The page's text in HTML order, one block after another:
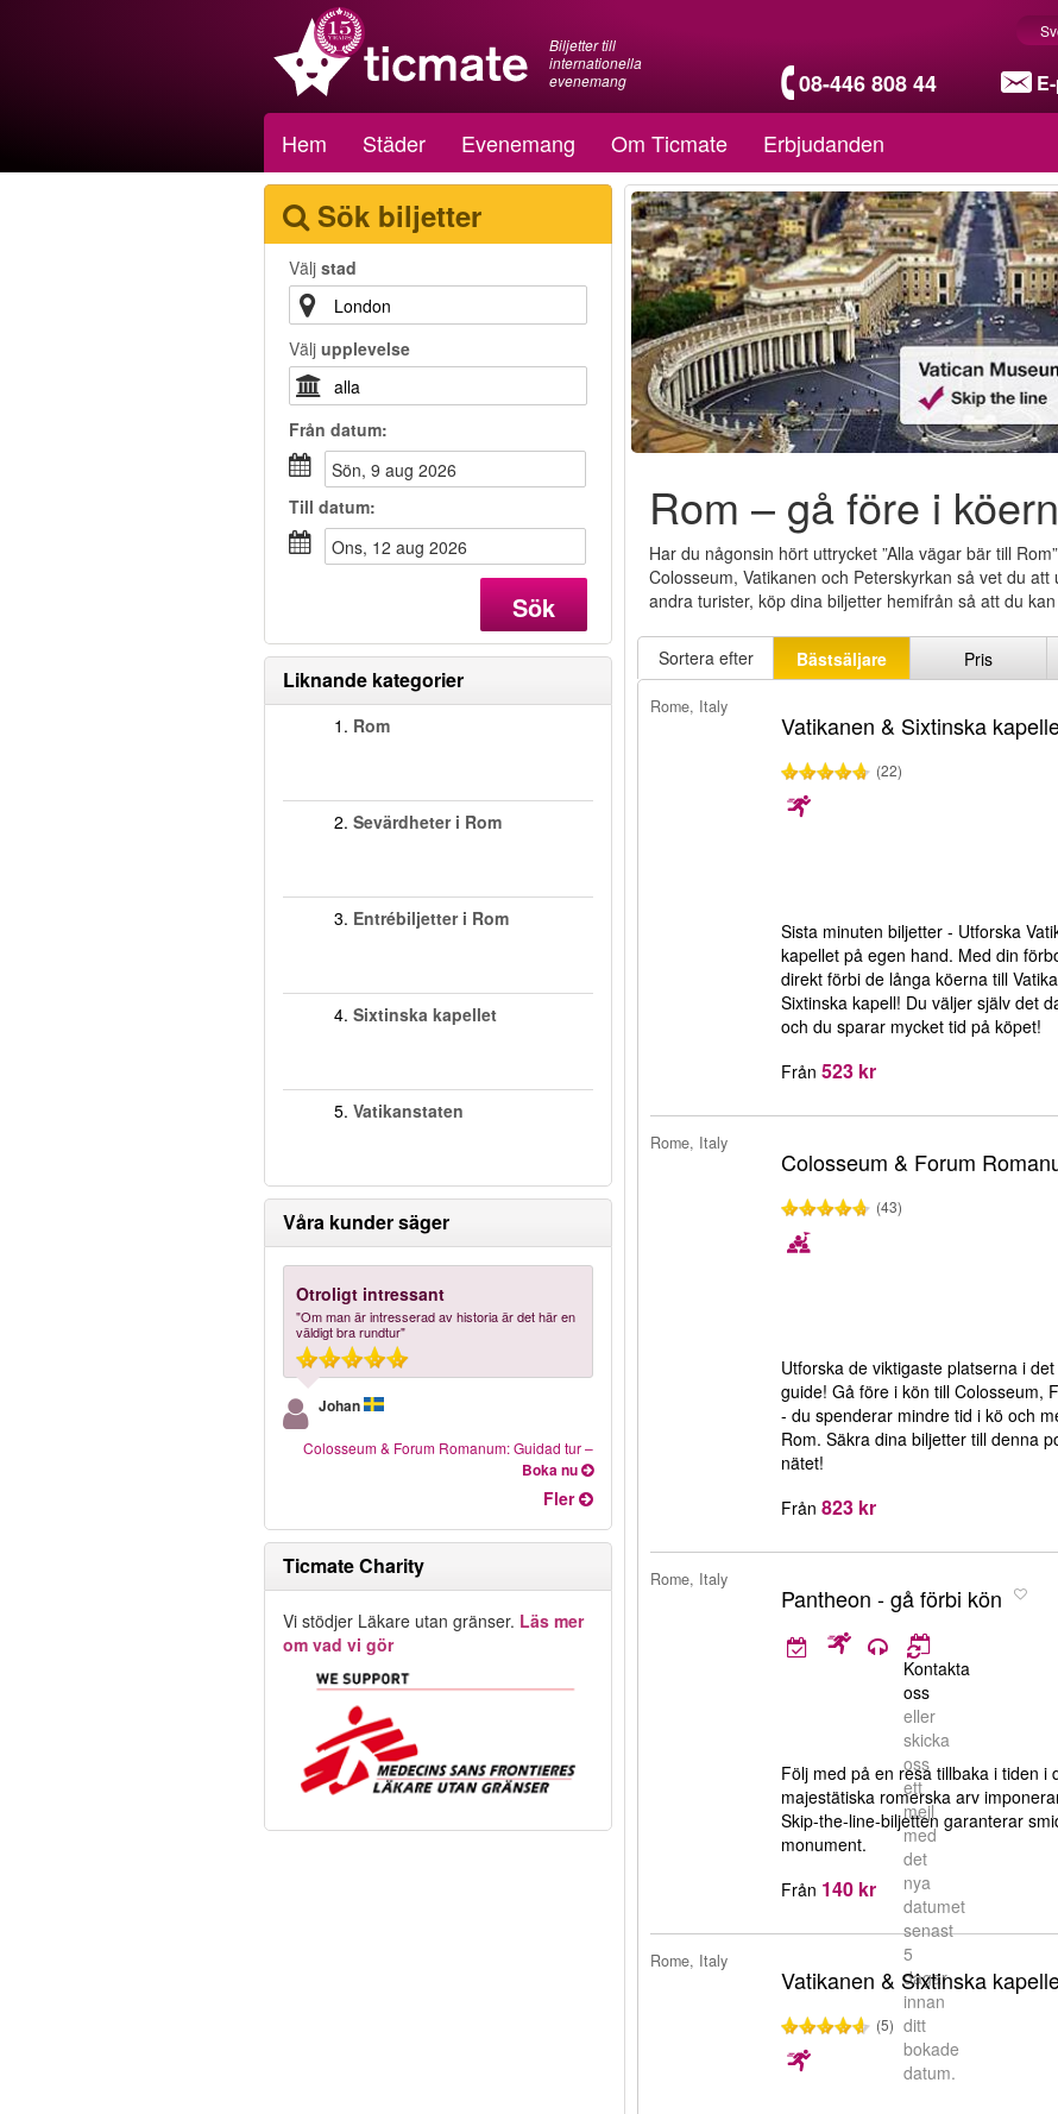
Biljetter till
internationella
evenemang
08-446 808 44
Hem Städer Evenemang Om Ticmate Erbjudanden
Sök biljetter
Välj stad
Välj upplevelse
Från datum:
sön, 9 aug 2026
Till datum:
ons, 12 aug 2026
Sök
Liknande kategorier
1. Rom
2. Sevärdheter i Rom
3. Entrébiljetter i Rom
4. Sixtinska kapellet
5. Vatikanstaten
Våra kunder säger
Otroligt intressant
"Om man är intresserad av historia är det här en
väldigt bra rundtur"
Johan
Colosseum & Forum Romanum: Guidad tur–
Boka nu
Fler
Ticmate Charity
Vi stödjer Läkare utan gränser. Läs mer
om vad vi gör
Rom – gå före i
Har du någonsin hört uttrycket ”Alla vägar bär till
Colosseum, Vatikanen och Peterskyrkan så vet du
andra turister, köp dina biljetter hemifrån så att du
Sortera efter Bästsäljare Pris
Rome, Italy
Vatikanen & Sixtinska
(22)
Sista minuten biljetter - Utforska
kapellet på egen hand. Med din
direkt förbi de långa köerna till
Sixtinska kapell! Du väljer själv det
och du sparar mycket tid på köpet!
Från 523 kr
Rome, Italy
Colosseum & Forum
(43)
Utforska de viktigaste platserna i
guide! Gå före i kön till Colosseum,
- du spenderar mindre tid i kö och
Rom. Säkra dina biljetter till denna
nätet!
Från 823 kr
Rome, Italy
Pantheon - gå förbi kön
Kontakta
oss
eller
skicka
oss
ett
mejl
med
det
nya
datumet
senast
5
dagar
innan
ditt
bokade
datum.
Följ med på en resa tillbaka i tiden i
majestätiska romerska arv
Skip-the-line-biljetten garanterar
monument.
Från 140 kr
Rome, Italy
Vatikanen & Sixtinska
(5)